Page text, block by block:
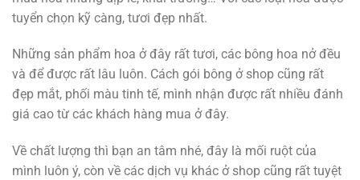
tuyển chọn kỹ càng, tươi đẹp nhất.
Những sản phẩm hoa ở đây rất tươi, các bông hoa nở đều
và để được rất lâu luôn. Cách gói bông ở shop cũng rất
đẹp mắt, phối màu tinh tế, mình nhận được rất nhiều đánh
giá cao từ các khách hàng mua ở đây.
Về chất lượng thì bạn an tâm nhé, đây là mối ruột của
mình luôn ý, còn về các dịch vụ khác ở shop cũng rất tuyệt